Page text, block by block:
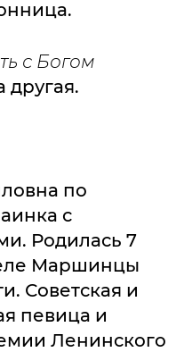
с Богом
другая.
по
с
Родилась 7
Маршинцы
Советская и
певица и
Ленинского